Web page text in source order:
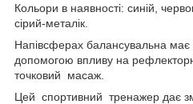
Кольори в наявності: синій,
сірий-металік.
Напівсферах балансувальна має
допомогою впливу на
точковий масаж.
Цей спортивний тренажер дає